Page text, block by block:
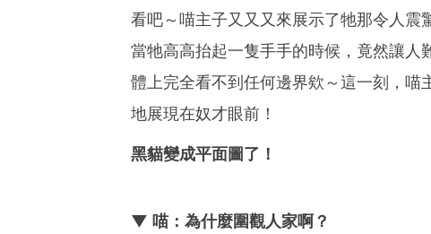
看吧～喵主子又又又來展示了牠那令人震
當牠高高抬起一隻手手的時候，竟然讓人
體上完全看不到任何邊界欸～這一刻，
地展現在奴才眼前！
黑貓變成平面圖了！
▼ 喵：為什麼圍觀人家啊？